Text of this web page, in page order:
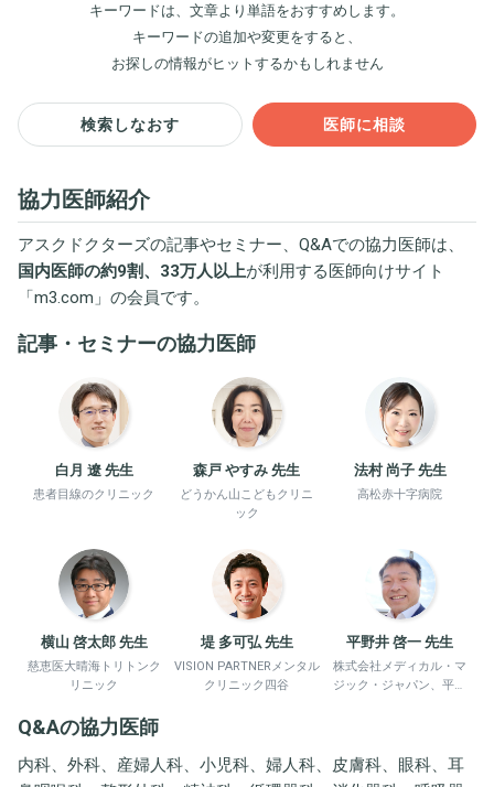
キーワードは、文章より単語をおすすめします。
キーワードの追加や変更をすると、
お探しの情報がヒットするかもしれません
検索しなおす 医師に相談
協力医師紹介
アスクドクターズの記事やセミナー、Q&Aでの協力医師は、
国内医師の約9割、33万人以上が利用する医師向けサイト
「m3.com 」の会員です。
記事・セミナーの協力医師
白月 遼 先生
患者目線のクリニック
森戸 やすみ 先生
どうかん山こどもクリニ
ック
法村 尚子 先生
高松赤十字病院
横山 啓太郎 先生
慈恵医大晴海トリトンク
リニック
堤 多可弘 先生
VISION PARTNERメンタル
クリニック四谷
平野井 啓一 先生
株式会社メディカル・マ
ジック・ジャパン、平野
Q&Aの協力医師
内科、外科、産婦人科、小児科、婦人科、皮膚科、眼科、耳